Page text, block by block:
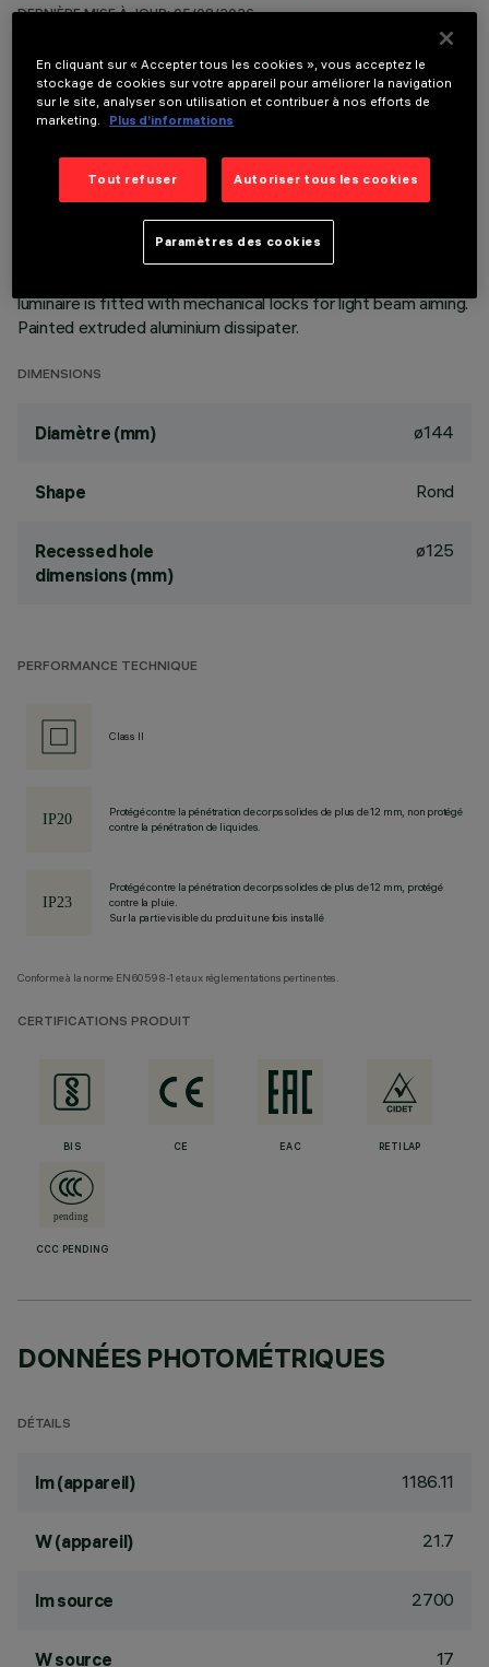
DERNIÈRE MISE À JOUR: 05/08/2026
DESCRIPTION
Round adjustable luminaire designed to use an LED lamp with
80). Version with rim for surface-mounting. Painted, die-cast
aluminium body. Lower reflector vacuum-metallised with
aluminium vapours with an anti-scratch protective layer.
Anodised aluminium upper reflector. Black, zinc-plated sheet
luminaire is fitted with mechanical locks for light beam aiming.
Painted extruded aluminium dissipater.
DIMENSIONS
Diamètre (mm) ø144
Shape Rond
Recessed hole
dimensions (mm)
ø125
PERFORMANCE TECHNIQUE
Class II
Protégé contre la pénétration de corps solides de plus de 12 mm, non protégé
contre la pénétration de liquides.
Protégé contre la pénétration de corps solides de plus de 12 mm, protégé
contre la pluie.
Sur la partie visible du produit une fois installé
Conforme à la norme EN60598-1 et aux réglementations pertinentes.
CERTIFICATIONS PRODUIT
BIS CE EAC RETILAP
CCC PENDING
DONNÉES PHOTOMÉTRIQUES
DÉTAILS
lm (appareil) 1186.11
W (appareil) 21.7
lm source 2700
W source 17
En cliquant sur « Accepter tous les cookies », vous acceptez le
stockage de cookies sur votre appareil pour améliorer la navigation
sur le site, analyser son utilisation et contribuer à nos efforts de
marketing.
Plus d’informations
Tout refuser Autoriser tous les cookies
Paramètres des cookies